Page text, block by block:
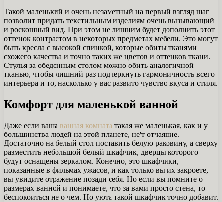
Такой маленький и очень незаметный на первый взгляд шаг
позволит придать текстильным изделиям очень вызывающий
и роскошный вид. При этом не лишним будет дополнить этот
оттенок контрастом в некоторых предметах мебели. Это могут
быть кресла с высокой спинкой, которые обиты тканями
схожего качества и точно таких же цветов и оттенков ткани.
Стулья за обеденным столом можно обить аналогичной
тканью, чтобы лишний раз подчеркнуть гармоничность всего
интерьера и то, насколько у вас развито чувство вкуса и стиля.
Комфорт для маленькой ванной
Даже если ваша ванная комната такая же маленькая, как и у
большинства людей на этой планете, не'т отчаяние.
Достаточно на белый стол поставить белую раковину, а сверху
разместить небольшой белый шкафчик, дверцы которого
будут оснащены зеркалом. Конечно, это шкафчики,
показанные в фильмах ужасов, и как только вы их закроете,
вы увидите отражение позади себя. Но если вы помните о
размерах ванной и понимаете, что за вами просто стена, то
беспокоиться не о чем. Но уюта такой шкафчик точно добавит.